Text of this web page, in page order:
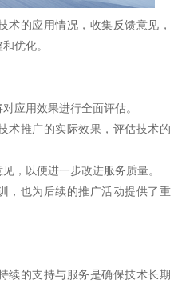
术的应用情况，收集反馈意见，
优化。
应用效果进行全面评估。
术推广的实际效果，评估技术的
，以便进一步改进服务质量。
，也为后续的推广活动提供了重
续的支持与服务是确保技术长期